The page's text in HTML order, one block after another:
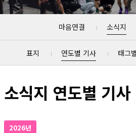
마음연결 소식지
표지 연도별 기사 태그
소식지 연도별 기사
2026년